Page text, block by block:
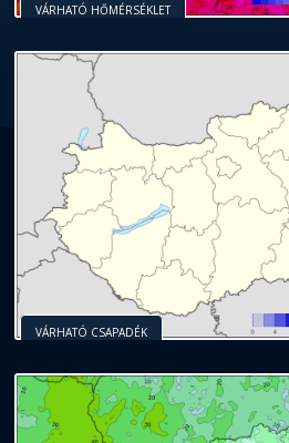
VÁRHATÓ HŐMÉRSÉKLET
VÁRHATÓ CSAPADÉK